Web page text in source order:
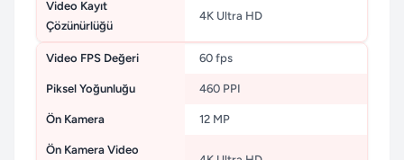
Video Kayıt
Çözünürlüğü
4K Ultra HD
Video FPS Değeri 60 fps
Piksel Yoğunluğu 460 PPI
Ön Kamera 12 MP
Ön Kamera Video